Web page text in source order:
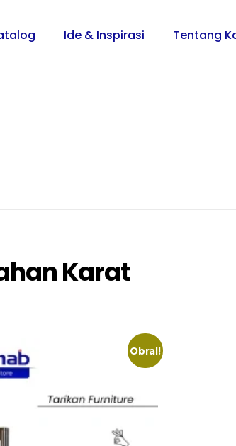
Ide & Inspirasi Tentang
Karat
Obral!